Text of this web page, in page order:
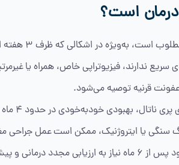
است؟
نتایج بهبودی
ندارند، فیزیوتراپی خاص، همراه یا
قرنیه توصیه می‌شود.
معمولاً در
سنگی یا ایتروژنیک، ممکن است عمل جراحی
و پیش‌آگهی دارد.